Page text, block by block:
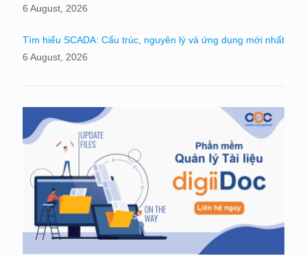
6 August, 2026
Tìm hiểu SCADA: Cấu trúc, nguyên lý và ứng dụng mới nhất
6 August, 2026